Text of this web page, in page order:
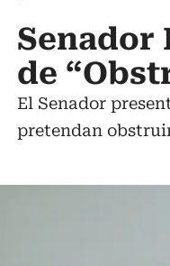
Senador
de
El Senador
pretendan